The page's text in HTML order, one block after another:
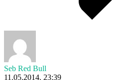
Seb Red Bull
11.05.2014. 23:39